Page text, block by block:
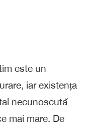
este un
iar existența
necunoscută
mai mare. De